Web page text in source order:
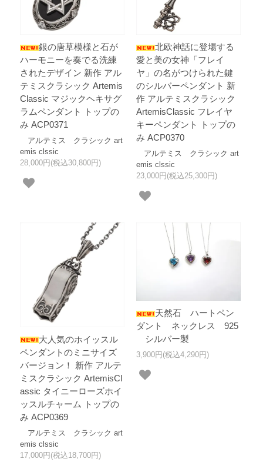
銀の唐草模様と石が
ハーモニーを奏でる洗練
されたデザイン 新作 アル
テミスクラシック Artemis
Classic マジックヘキサグ
ラムペンダント トップの
み ACP0371
アルテミス クラシック art
emis clssic
28,000円(税込30,800円)
北欧神話に登場する
愛と美の女神「フレイ
ヤ」の名がつけられた鍵
のシルバーペンダント 新
作 アルテミスクラシック
ArtemisClassic フレイヤ
キーペンダント トップの
み ACP0370
アルテミス クラシック art
emis clssic
23,000円(税込25,300円)
大人気のホイッスル
ペンダントのミニサイズ
バージョン！ 新作 アルテ
ミスクラシック ArtemisCl
assic タイニーローズホイ
ッスルチャーム トップの
み ACP0369
アルテミス クラシック art
emis clssic
17,000円(税込18,700円)
天然石 ハートペン
ダント ネックレス 925
シルバー製
3,900円(税込4,290円)